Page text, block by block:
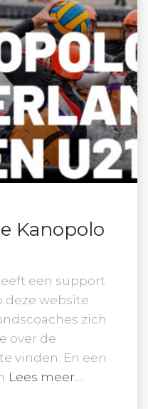
Kanopolo
een support
deze website
zich
over de
vinden. En een
Lees meer…